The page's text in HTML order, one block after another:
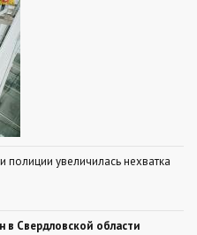
полиции увеличилась нехватка
в Свердловской области